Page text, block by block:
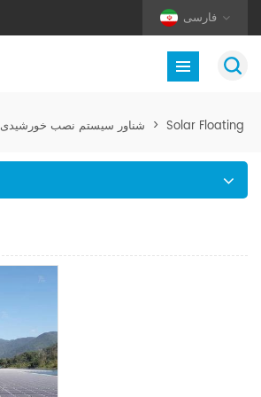
فارسی
شناور سیستم نصب خورشیدی > Solar Floating